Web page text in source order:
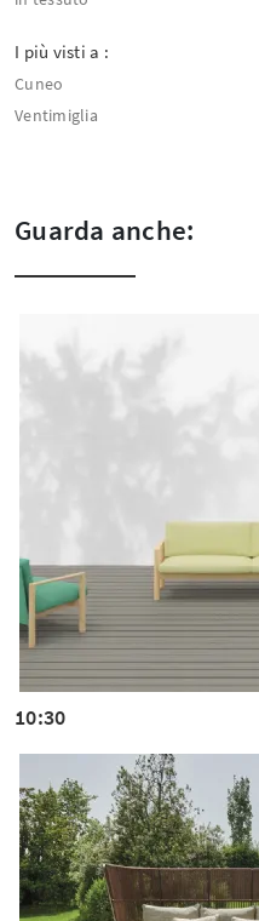
I più visti a :
Cuneo
Ventimiglia
Guarda anche:
10:30